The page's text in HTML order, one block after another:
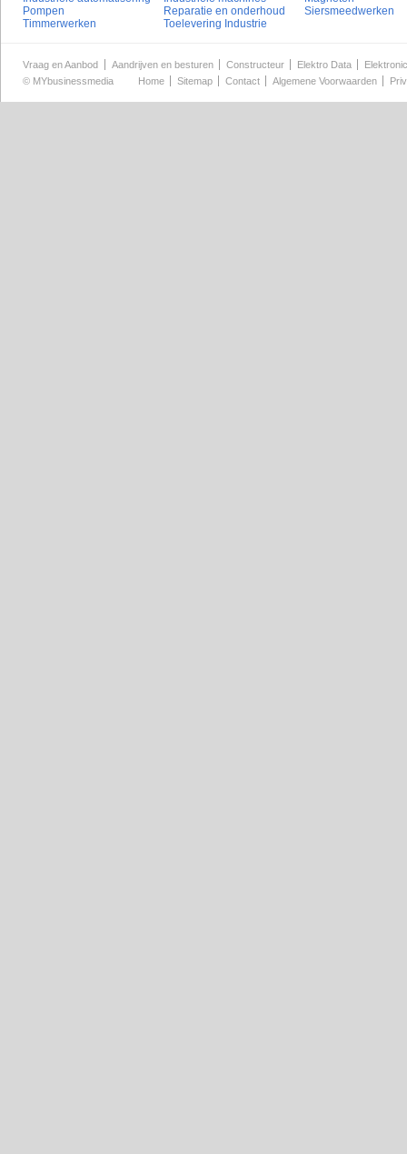
Pompen
Reparatie en onderhoud
Siersmeedwerken
Timmerwerken
Toelevering Industrie
Vraag en Aanbod Aandrijven en besturen Constructeur Elektro Data
© MYbusinessmedia Home Sitemap Contact Algemene Voorwaarden